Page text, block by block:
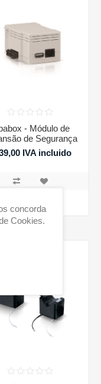
- Módulo de
de Segurança
IVA incluido
concorda
Cookies.